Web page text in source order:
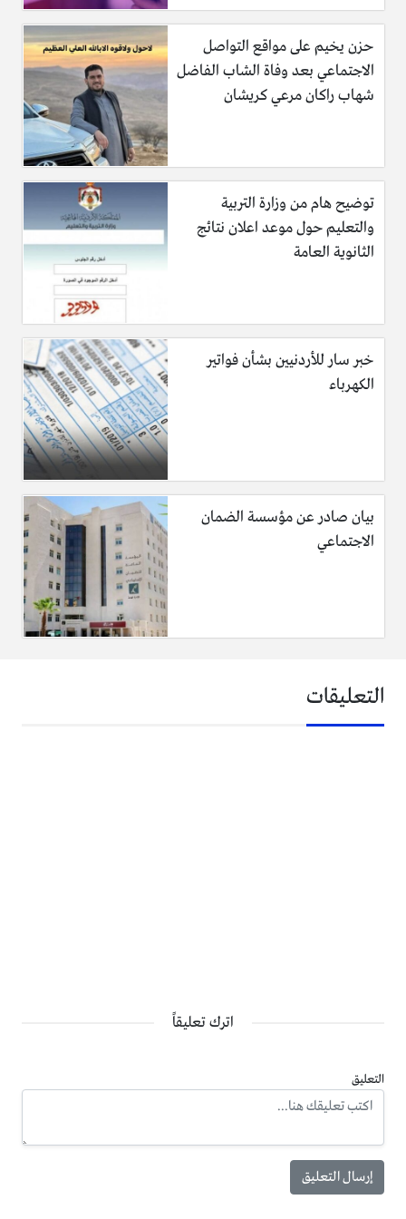
نصف ملعقة كبيرة من الحليب السائل.
طريقة تحضير الخلطة:
1- ضعي مسحوق الحليب الجاف في إناءٍ صغير وأضيفي إليه ماء
2- اخلطي المكونات مع بعضها حتى يصبح الخليط متجانساً.
3- أحضري قطعة صغيرة من القطن واستخدميها في دهن الوجه
والرقبة.
4- اتركي الخليط لمدة عشرين دقيقة بعد ذلك قومي بغسله بالماء
ثم دلكيه بقطعة من الثلج.
المكونات:
ملعقة كبيرة من العسل.
ملعقتان كبيرتان من لبن الزبادي.
طريقة تحضير الخلطة:
2- اخلطي المكونات بشكلٍ جيد حتى تمتزج مع بعضها.
حزن يخيم على مواقع التواصل
الاجتماعي بعد وفاة الشاب الفاضل
شهاب راكان مرعي كريشان
توضيح هام من وزارة التربية
والتعليم حول موعد اعلان نتائج
الثانوية العامة
خبر سار للأردنيين بشأن فواتير
الكهرباء
بيان صادر عن مؤسسة الضمان
الاجتماعي
التعليقات
اترك تعليقاً
التعليق